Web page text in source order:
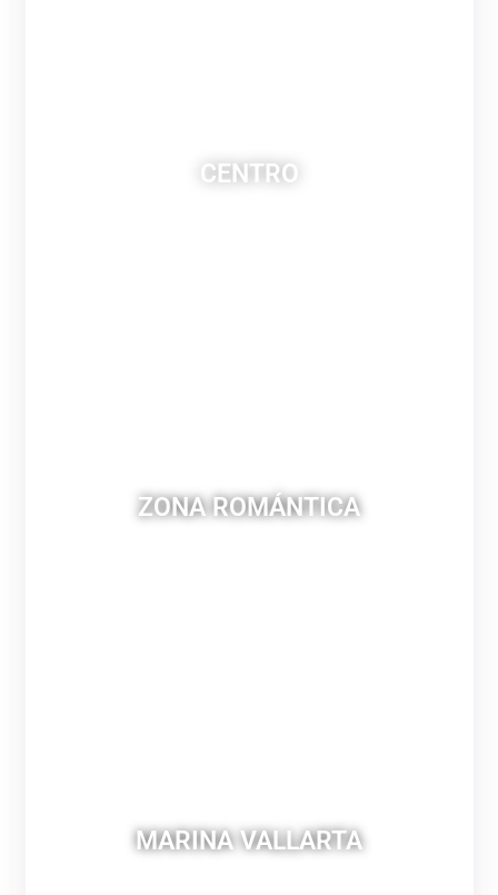
CENTRO
ZONA ROMÁNTICA
MARINA VALLARTA